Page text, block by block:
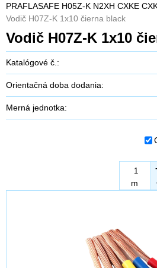
PRAFLASAFE H05Z-K N2XH CXKE
Vodič H07Z-K 1x10 čierna black
Vodič H07Z-K 1x10
Katalógové č.:
Orientačná doba dodania:
Merná jednotka:
m